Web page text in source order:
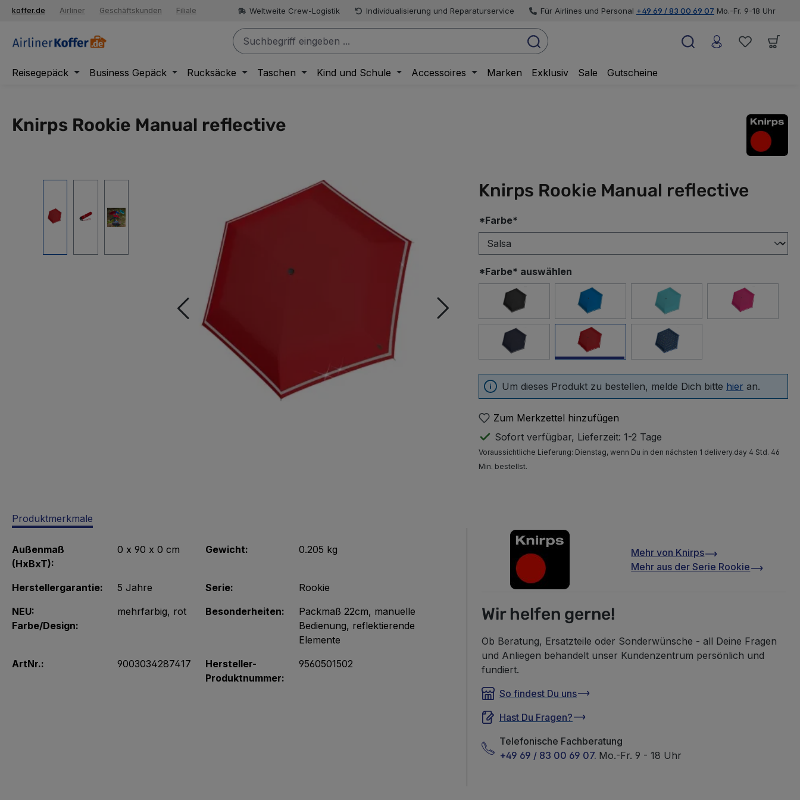
Zur Hauptnavigation springen
koffer.de Airliner Geschäftskunden Filiale Weltweite Crew-Logistik Individualisierung und Reparaturservice Für Airlines und Personal +49 69 / 83 00 69 07 Mo.-Fr. 9-18 Uhr
Reisegepäck Business Gepäck Rucksäcke Taschen Kind und Schule Accessoires Marken Exklusiv Sale Gutscheine
Knirps Rookie Manual reflective
Knirps Rookie Manual reflective
*Farbe*
*Farbe* auswählen
Black Surf capri flamingo
navy salsa triple blue
Um dieses Produkt zu bestellen, melde Dich bitte hier an.
Zum Merkzettel hinzufügen
Sofort verfügbar, Lieferzeit: 1-2 Tage
Voraussichtliche Lieferung: Dienstag, wenn Du in den nächsten 1 delivery.day 4 Std. 46
Min. bestellst.
Produktmerkmale
Außenmaß
(HxBxT):
0 x 90 x 0 cm Gewicht: 0.205 kg
Herstellergarantie: 5 Jahre Serie:
Rookie
NEU:
Farbe/Design:
mehrfarbig, rot Besonderheiten: Packmaß 22cm, manuelle
Bedienung, reflektierende
Elemente
ArtNr.:
9003034287417
Hersteller-
Produktnummer:
9560501502
Mehr von Knirps
Mehr aus der Serie Rookie
Wir helfen gerne!
Ob Beratung, Ersatzteile oder Sonderwünsche - all Deine Fragen
und Anliegen behandelt unser Kundenzentrum persönlich und
fundiert.
So findest Du uns
Hast Du Fragen?
Telefonische Fachberatung
+49 69 / 83 00 69 07. Mo.-Fr. 9 - 18 Uhr